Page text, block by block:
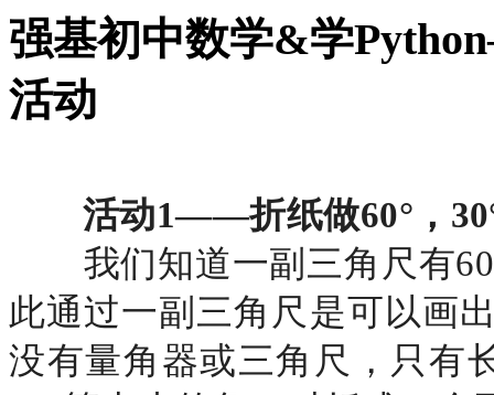
强基初中数学&学
活动
活动1——折纸做60°，
我们知道一副三角尺有
此通过一副三角尺是可以画
没有量角器或三角尺，只有